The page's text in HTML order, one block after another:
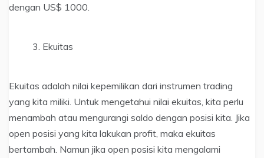
dengan US$ 1000.
Ekuitas
Ekuitas adalah nilai kepemilikan dari instrumen trading
yang kita miliki. Untuk mengetahui nilai ekuitas, kita perlu
menambah atau mengurangi saldo dengan posisi kita. Jika
open posisi yang kita lakukan profit, maka ekuitas
bertambah. Namun jika open posisi kita mengalami